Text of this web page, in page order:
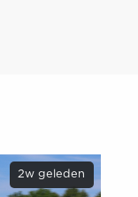
2w geleden